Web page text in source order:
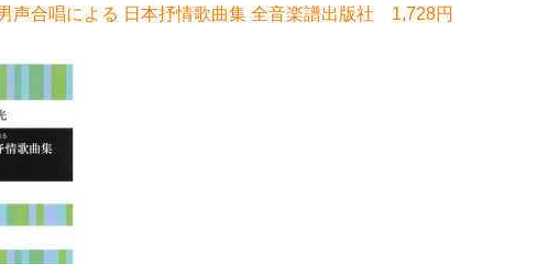
声合唱による 日本抒情歌曲集 全音楽譜出版社 1,728円